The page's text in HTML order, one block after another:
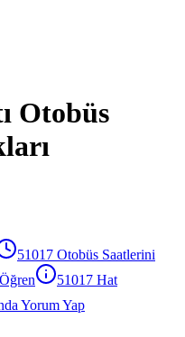
Otobüs
51017 Otobüs Saatlerini
51017 Hat
Yorum Yap